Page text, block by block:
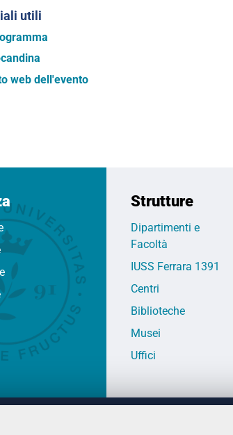
utili
web dell'evento
Strutture
Dipartimenti e
Facoltà
IUSS Ferrara 1391
Centri
Biblioteche
Musei
Uffici